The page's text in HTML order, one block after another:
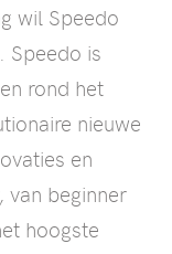
wil Speedo
Speedo is
rond het
nieuwe
en
van beginner
hoogste